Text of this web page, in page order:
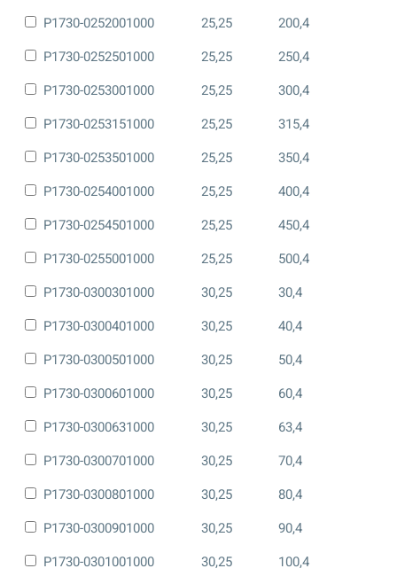
P1730-0252001000 25,25
200,4
P1730-0252501000
25,25
250,4
P1730-0253001000
25,25
300,4
P1730-0253151000
25,25
315,4
P1730-0253501000
25,25
350,4
P1730-0254001000
25,25
400,4
P1730-0254501000
25,25
450,4
P1730-0255001000
25,25
500,4
P1730-0300301000
30,25
30,4
P1730-0300401000
30,25
40,4
P1730-0300501000
30,25
50,4
P1730-0300601000
30,25
60,4
P1730-0300631000
30,25
63,4
P1730-0300701000
30,25
70,4
P1730-0300801000
30,25
80,4
P1730-0300901000
30,25
90,4
P1730-0301001000
30,25
100,4